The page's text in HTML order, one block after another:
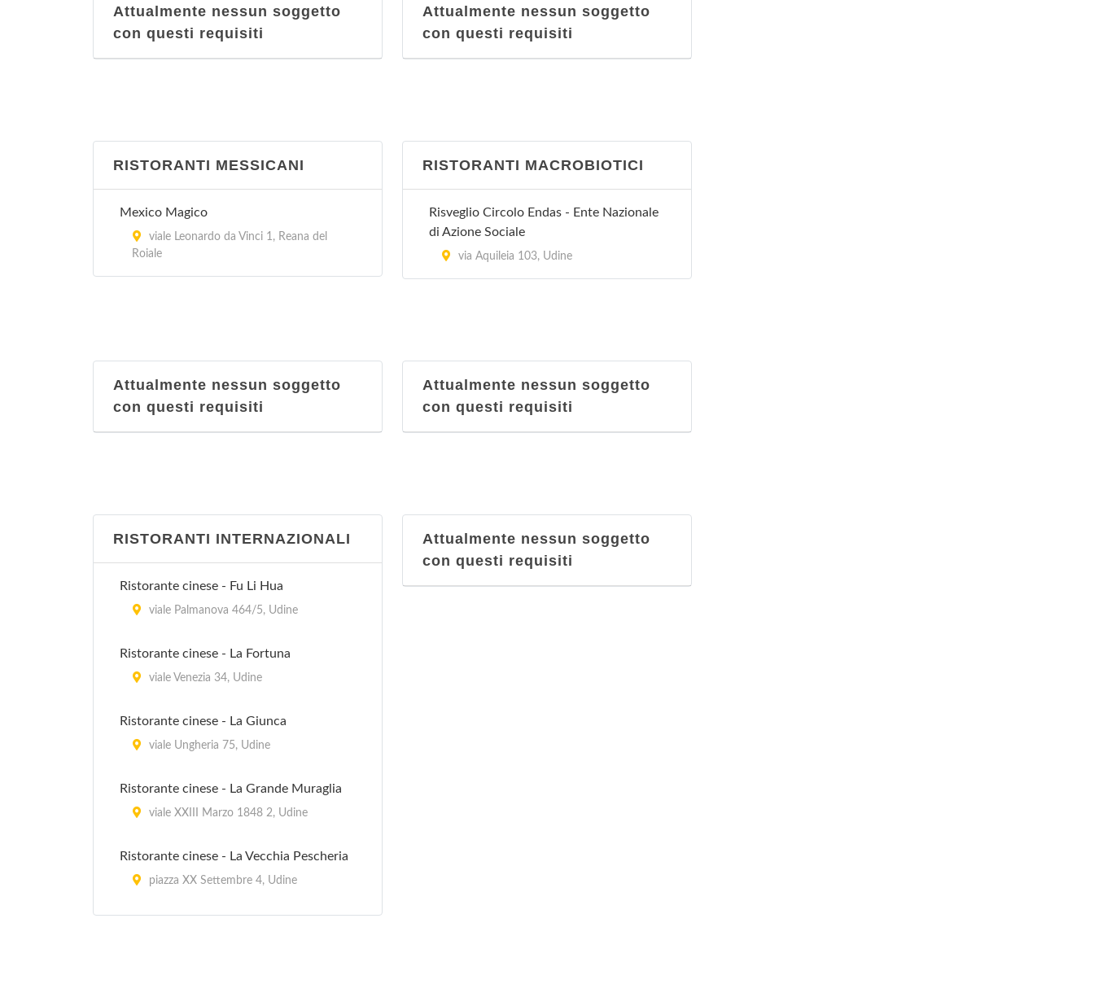
Attualmente nessun soggetto
con questi requisiti
Attualmente nessun soggetto
con questi requisiti
RISTORANTI MESSICANI
Mexico Magico
viale Leonardo da Vinci 1, Reana del
Roiale
RISTORANTI MACROBIOTICI
Risveglio Circolo Endas - Ente Nazionale
di Azione Sociale
via Aquileia 103, Udine
Attualmente nessun soggetto
con questi requisiti
Attualmente nessun soggetto
con questi requisiti
RISTORANTI INTERNAZIONALI
Ristorante cinese - Fu Li Hua
viale Palmanova 464/5, Udine
Ristorante cinese - La Fortuna
viale Venezia 34, Udine
Ristorante cinese - La Giunca
viale Ungheria 75, Udine
Ristorante cinese - La Grande Muraglia
viale XXIII Marzo 1848 2, Udine
Ristorante cinese - La Vecchia Pescheria
piazza XX Settembre 4, Udine
Attualmente nessun soggetto
con questi requisiti